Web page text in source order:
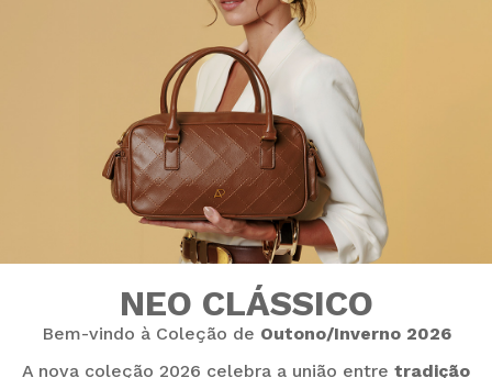
NEO CLÁSSICO
Bem-vindo à Coleção de Outono/Inverno 2026
A nova coleção 2026 celebra a união entre tradição